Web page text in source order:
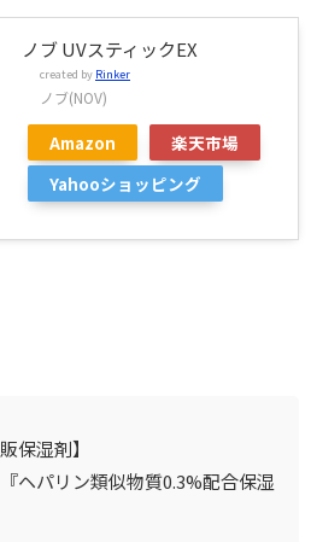
ノブ UVスティックEX
created by Rinker
ノブ(NOV)
Amazon
楽天市場
Yahooショッピング
保湿剤】
ヘパリン類似物質0.3%配合保湿